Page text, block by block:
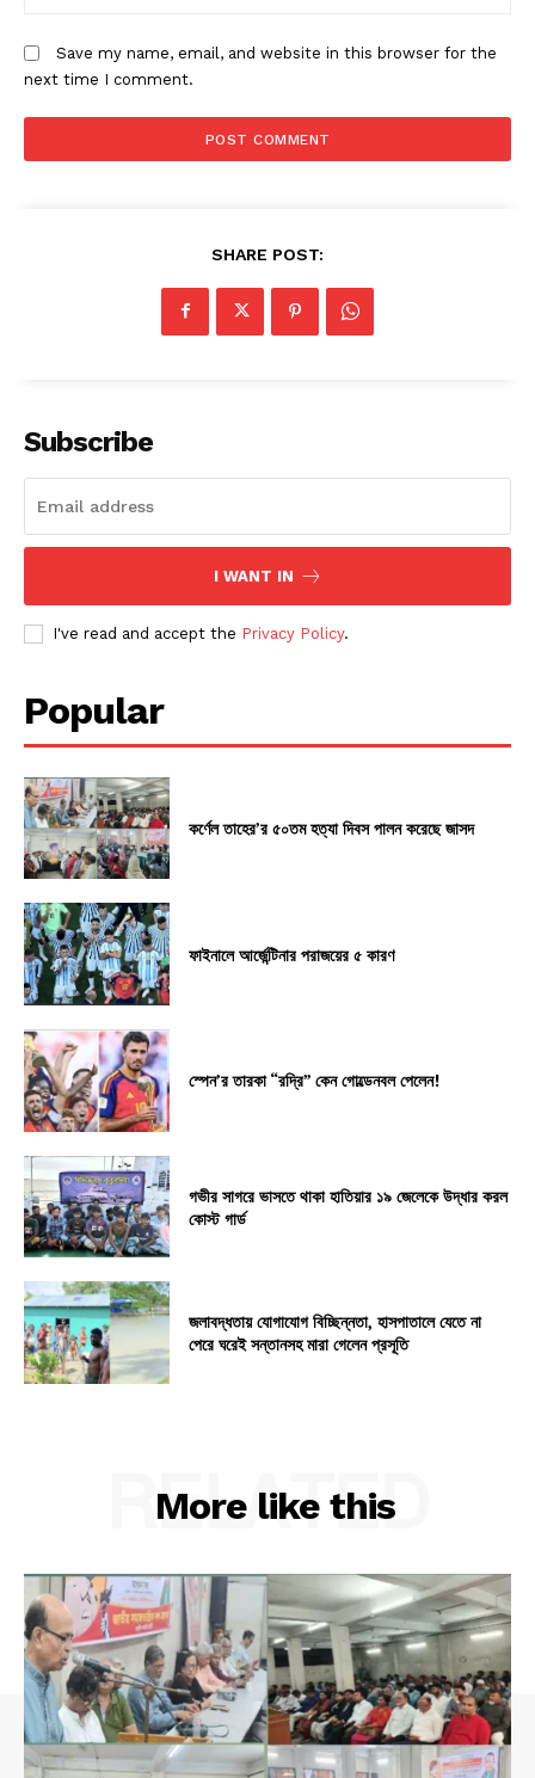
Save my name, email, and website in this browser for the
next time I comment.
SHARE POST:
Subscribe
I WANT IN
I've read and accept the Privacy Policy.
Popular
কর্ণেল তাহের’র ৫০তম হত্যা দিবস পালন করেছে জাসদ
ফাইনালে আর্জেন্টিনার পরাজয়ের ৫ কারণ
স্পেন’র তারকা “রদ্রি” কেন গোল্ডেনবল পেলেন!
গভীর সাগরে ভাসতে থাকা হাতিয়ার ১৯ জেলেকে উদ্ধার করল
কোস্ট গার্ড
জলাবদ্ধতায় যোগাযোগ বিচ্ছিন্নতা, হাসপাতালে যেতে না
পেরে ঘরেই সন্তানসহ মারা গেলেন প্রসূতি
More like this
RELATED